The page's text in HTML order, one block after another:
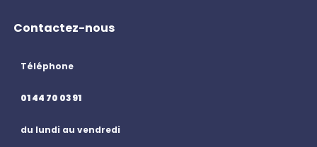
Contactez-nous
Téléphone
01 44 70 03 91
du lundi au vendredi